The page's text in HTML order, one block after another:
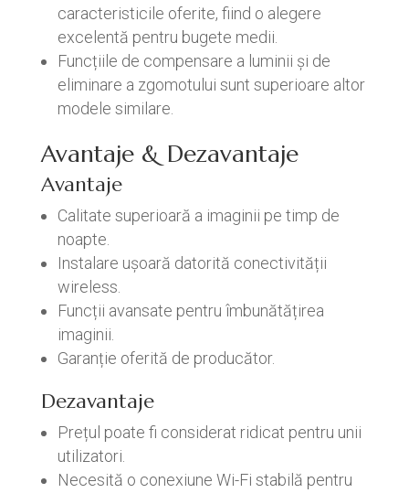
caracteristicile oferite, fiind o alegere
excelentă pentru bugete medii.
Funcțiile de compensare a luminii și de
eliminare a zgomotului sunt superioare altor
modele similare.
Avantaje & Dezavantaje
Avantaje
Calitate superioară a imaginii pe timp de
noapte.
Instalare ușoară datorită conectivității
wireless.
Funcții avansate pentru îmbunătățirea
imaginii.
Garanție oferită de producător.
Dezavantaje
Prețul poate fi considerat ridicat pentru unii
utilizatori.
Necesită o conexiune Wi-Fi stabilă pentru